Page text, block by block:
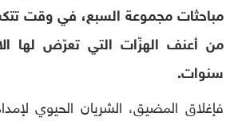
مباحثات مجموعة السبع، في وقت
من أعنف الهزّات التي تعرّض لها
سنوات.
فإغلاق المضيق، الشريان الحيوي